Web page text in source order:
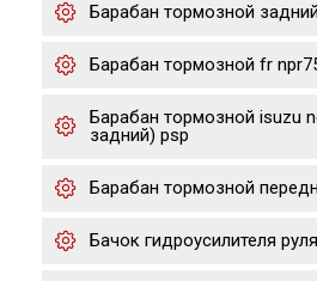
Барабан тормозной
Барабан тормозной fr
Барабан тормозной isuzu
задний) psp
Барабан тормозной
Бачок гидроусилителя руля